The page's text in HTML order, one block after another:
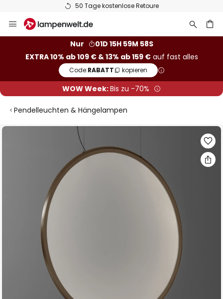
50 Tage kostenlose Retoure
Inhalt
Nur
01D 15H 59M 57S
EXTRA 10% ab 109 € & 13% ab 159 €auf fast alles
Code:RABATT kopieren
WOW Week:Bis zu -70%
Pendelleuchten & Hängelampen
Zum